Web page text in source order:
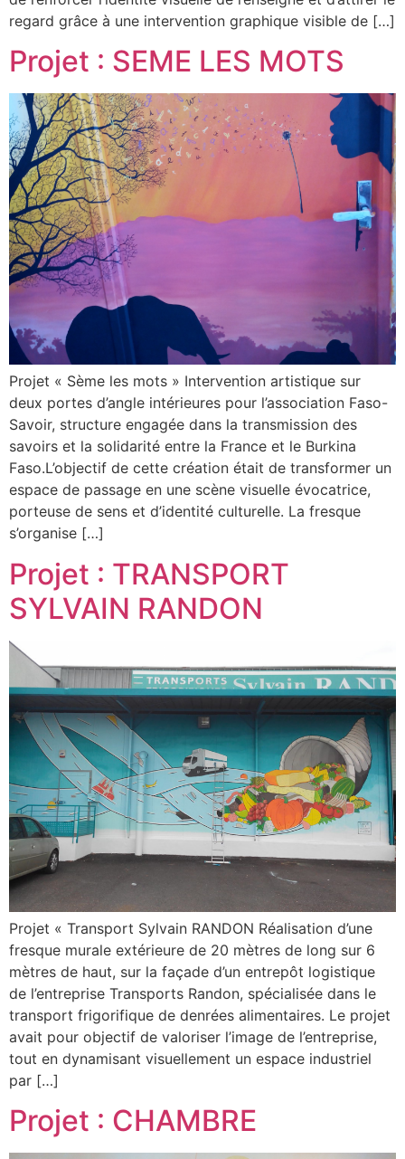
regard grâce à une intervention graphique visible de […]
Projet : SEME LES MOTS
Projet « Sème les mots » Intervention artistique sur
deux portes d’angle intérieures pour l’association Faso-
Savoir, structure engagée dans la transmission des
savoirs et la solidarité entre la France et le Burkina
Faso.L’objectif de cette création était de transformer un
espace de passage en une scène visuelle évocatrice,
porteuse de sens et d’identité culturelle. La fresque
s’organise […]
Projet : TRANSPORT
SYLVAIN RANDON
Projet « Transport Sylvain RANDON Réalisation d’une
fresque murale extérieure de 20 mètres de long sur 6
mètres de haut, sur la façade d’un entrepôt logistique
de l’entreprise Transports Randon, spécialisée dans le
transport frigorifique de denrées alimentaires. Le projet
avait pour objectif de valoriser l’image de l’entreprise,
tout en dynamisant visuellement un espace industriel
par […]
Projet : CHAMBRE